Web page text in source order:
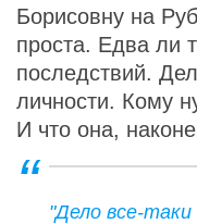
Борисовну на
проста. Едва ли
последствий.
личности. Кому
И что она,
"Дело все-